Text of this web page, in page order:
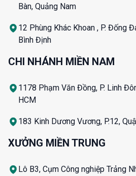
Bàn, Quảng Nam
12 Phùng Khác Khoan , P. Đống
Bình Định
CHI NHÁNH MIỀN NAM
1178 Phạm Văn Đồng, P. Linh
HCM
183 Kinh Dương Vương, P.12,
XƯỞNG MIỀN TRUNG
Lô B3, Cụm Công nghiệp Trảng